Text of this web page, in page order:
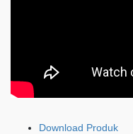
Download Produk